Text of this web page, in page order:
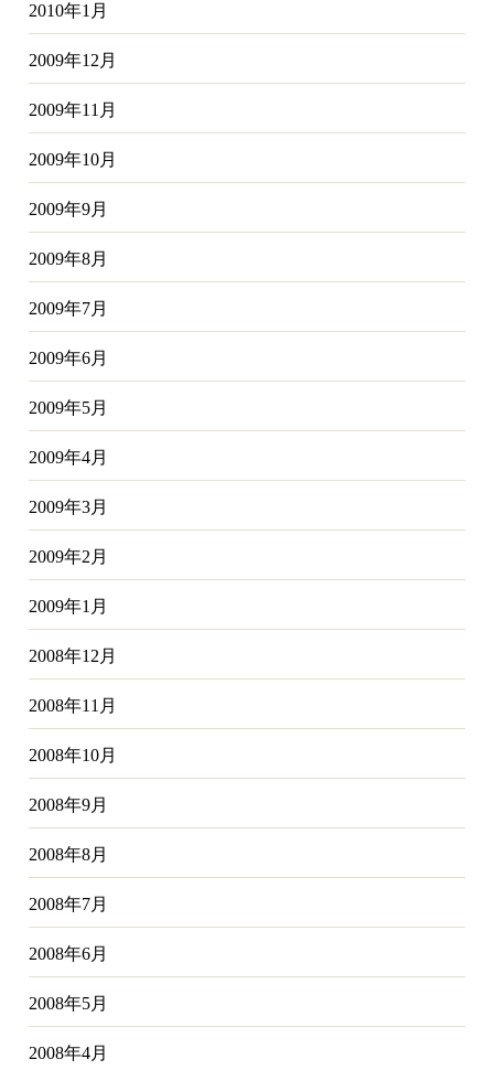
2010年1月
2009年12月
2009年11月
2009年10月
2009年9月
2009年8月
2009年7月
2009年6月
2009年5月
2009年4月
2009年3月
2009年2月
2009年1月
2008年12月
2008年11月
2008年10月
2008年9月
2008年8月
2008年7月
2008年6月
2008年5月
2008年4月